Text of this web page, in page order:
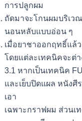
การปลูกผม
ถัดมาจะโกนผมบริเว
นอนหลับแบบอ่อน ๆ
เมื่อยาชาออกฤทธิ์แล้
โดยแต่ละเทคนิคจะต่
3.1 หากเป็นเทคนิค
และเย็บปิดแผล หนังศี
เอา
เฉพาะกราฟผม ส่วนเ